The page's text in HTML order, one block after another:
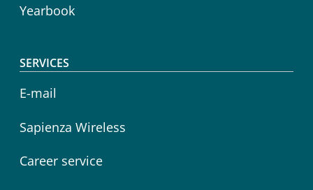
Yearbook
SERVICES
E-mail
Sapienza Wireless
Career service